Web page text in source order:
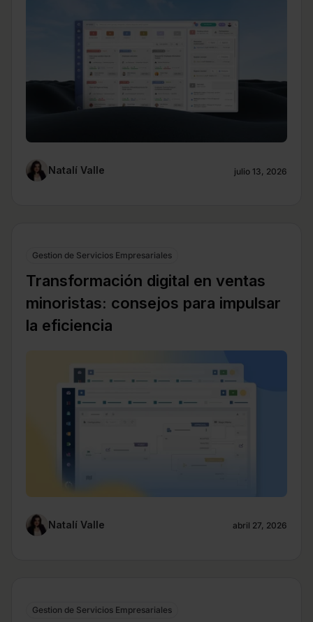
Natalí Valle julio 13, 2026
Gestion de Servicios Empresariales
Transformación digital en ventas
minoristas: consejos para impulsar
la eficiencia
Natalí Valle abril 27, 2026
Gestion de Servicios Empresariales